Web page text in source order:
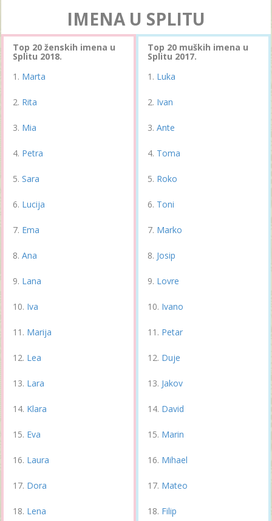
IMENA U SPLITU
Top 20 ženskih imena u
Splitu 2018.
Marta
Rita
Mia
Petra
Sara
Lucija
Ema
Ana
Lana
Iva
Marija
Lea
Lara
Klara
Eva
Laura
Dora
Lena
Top 20 muških imena u
Splitu 2017.
Luka
Ivan
Ante
Toma
Roko
Toni
Marko
Josip
Lovre
Ivano
Petar
Duje
Jakov
David
Marin
Mihael
Mateo
Filip